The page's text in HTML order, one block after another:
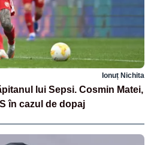
Ionuț Nichita
lui Sepsi. Cosmin Matei,
în cazul de dopaj